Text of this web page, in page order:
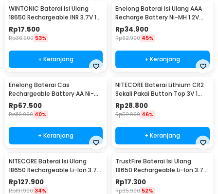
WINTONIC Baterai Isi Ulang
18650 Rechargeable INR 3.7V 1
PCS 2200mAh
Rp17.500
Rp36.900 53%
+ Keranjang
Enelong Baterai Isi Ulang AAA
Recharge Battery Ni-MH 1.2V
900mAh 4 PCS - HR4
Rp34.900
Rp62.900 45%
+ Keranjang
Enelong Baterai Cas
Rechargeable Battery AA Ni-MH
1.2V 2100mAh 4 PCS - HR6
Rp67.500
Rp110.900 40%
+ Keranjang
NITECORE Baterai Lithium CR2
Sekali Pakai Button Top 3V 1
PCS - CR2
Rp28.800
Rp52.900 46%
+ Keranjang
NITECORE Baterai Isi Ulang
18650 Rechargeable Li-Ion 3.7V
2300mAh 1PCS - NL1823
Rp127.900
Rp191.900 34%
TrustFire Baterai Isi Ulang
18650 Rechargeable Li-Ion 3.7V
6000mAh 1PC - BRC18650
Rp17.300
Rp35.900 52%